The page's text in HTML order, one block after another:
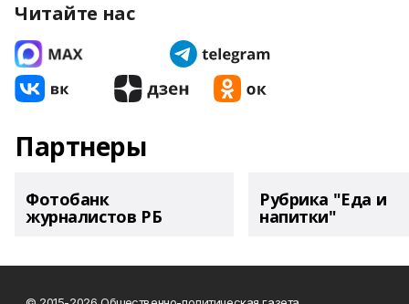
Читайте нас
Партнеры
Фотобанк
журналистов РБ
Рубрика "Еда и
напитки"